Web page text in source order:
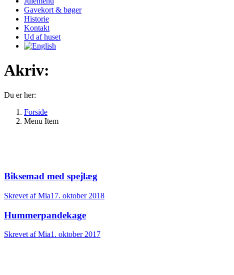
Gavekort & bøger
Historie
Kontakt
Ud af huset
Akriv:
Du er her:
Forside
Menu Item
Biksemad med spejlæg
Skrevet afMia17. oktober 2018
Hummerpandekage
Skrevet afMia1. oktober 2017